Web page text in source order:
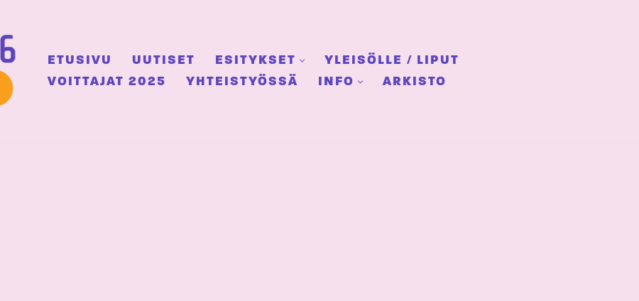
ETUSIVU UUTISET ESITYKSET
YLEISÖLLE / LIPUT
VOITTAJAT 2025
YHTEISTYÖSSÄ INFO ARKISTO